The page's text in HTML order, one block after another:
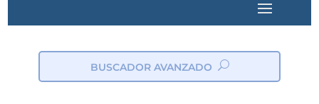
BUSCADOR AVANZADO